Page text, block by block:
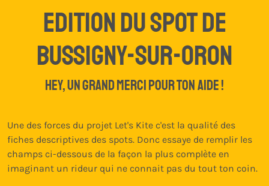
edition du spot de
Bussigny-sur-Oron
Hey, un grand merci pour ton aide !
Une des forces du projet Let's Kite c'est la qualité des
fiches descriptives des spots. Donc essaye de remplir les
champs ci-dessous de la façon la plus complète en
imaginant un rideur qui ne connait pas du tout ton coin.